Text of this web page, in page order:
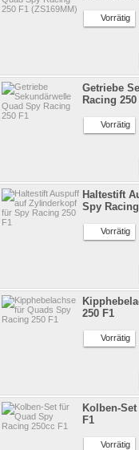
Vorrätig
Getriebe
Racing 250
Vorrätig
Haltestift
Spy
Vorrätig
250 F1
Vorrätig
Kolben-
F1
Vorrätig